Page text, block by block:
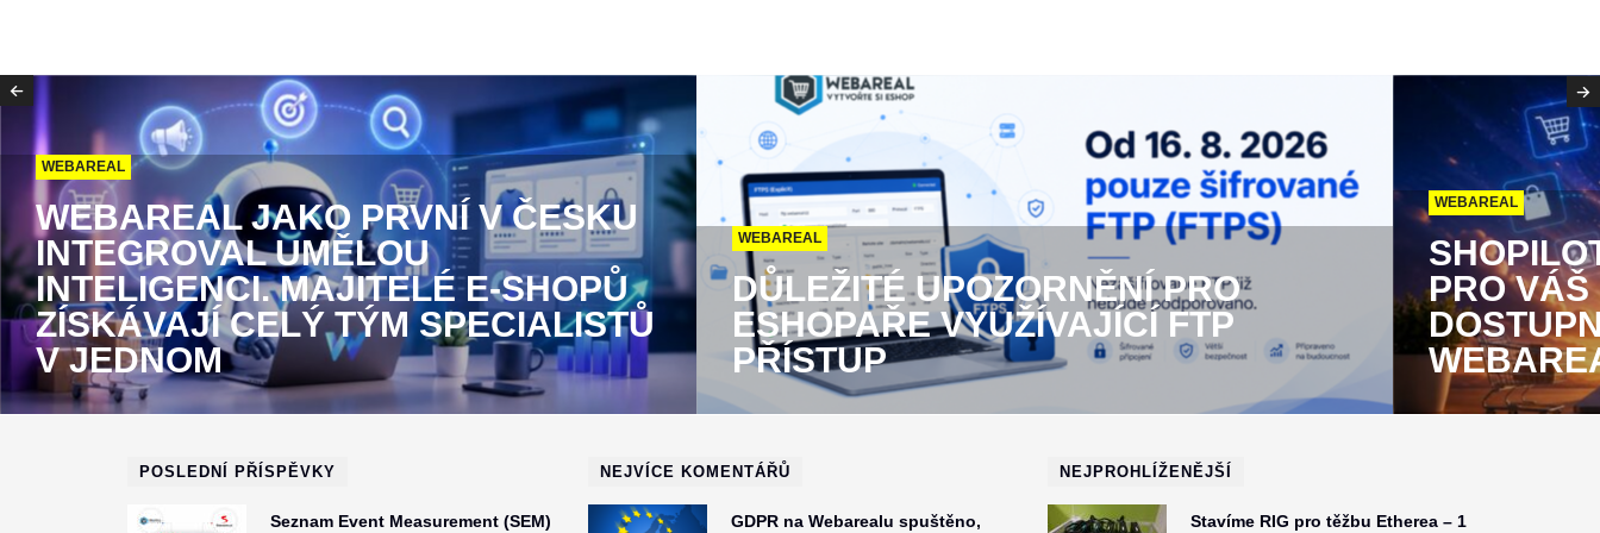
WEBAREAL
WEBAREAL JAKO PRVNÍ V ČESKU
INTEGROVAL UMĚLOU
INTELIGENCI. MAJITELÉ E-SHOPŮ
ZÍSKÁVAJÍ CELÝ TÝM SPECIALISTŮ
V JEDNOM
WEBAREAL
DŮLEŽITÉ UPOZORNĚNÍ PRO
ESHOPAŘE VYUŽÍVAJÍCÍ FTP
PŘÍSTUP
WEBAREAL
PRO VÁŠ
POSLEDNÍ PŘÍSPĚVKY
Seznam Event Measurement (SEM)
NEJVÍCE KOMENTÁŘŮ
GDPR na Webarealu spuštěno,
NEJPROHLÍŽENĚJŠÍ
Stavíme RIG pro těžbu Etherea – 1